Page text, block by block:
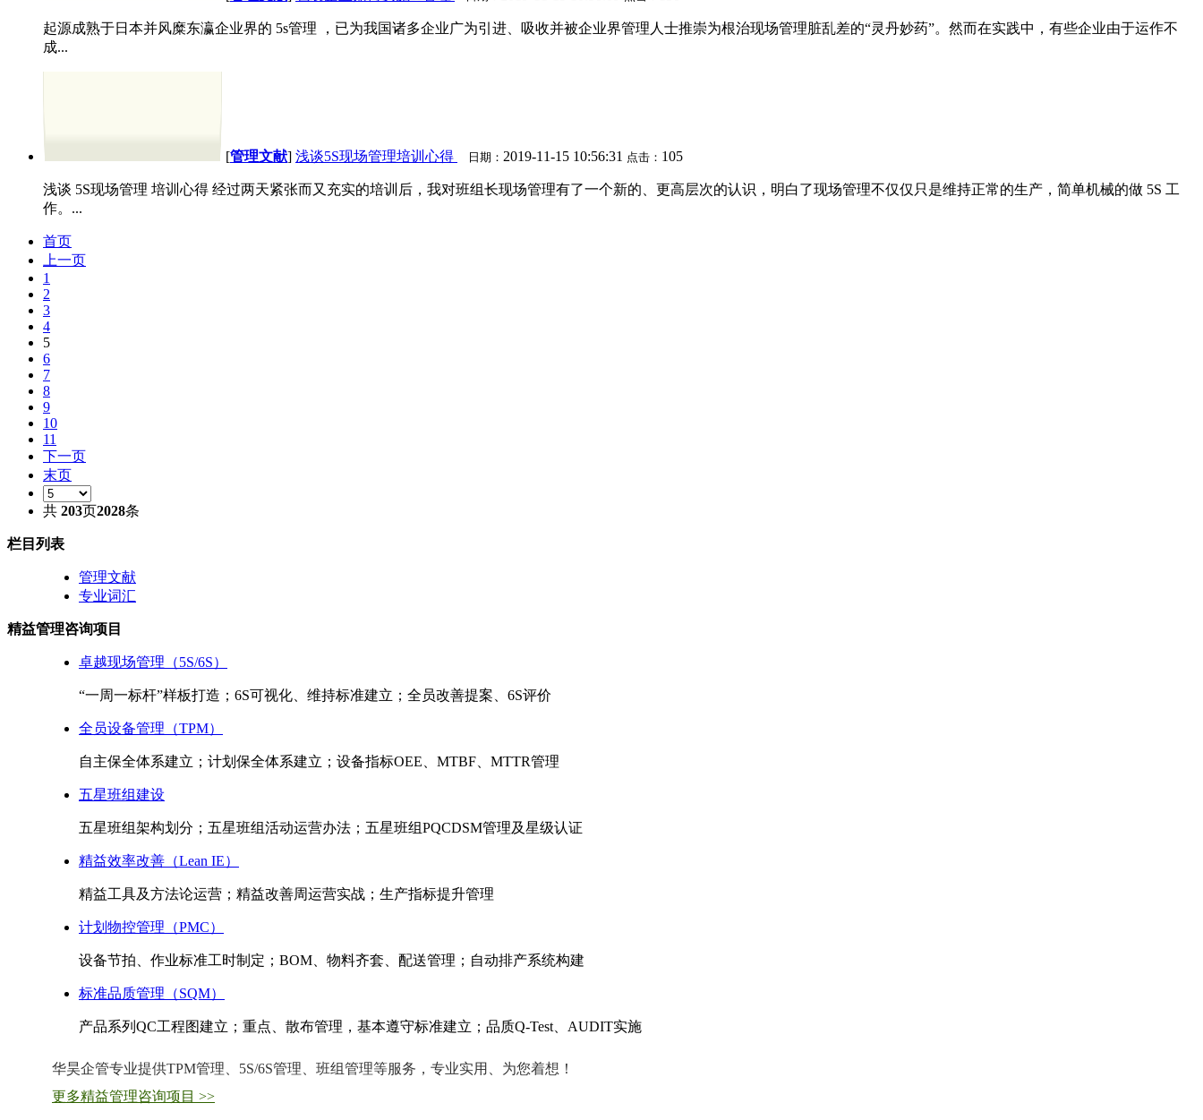
起源成熟于日本并风糜东瀛企业界的 5s管理 ，已为我国诸多企业广为引进、吸收并被企业界管理人士推崇为根治现场管理脏乱差的“灵丹妙药”。然而在实践中，有些企业由于运作不
成...
[管理文献] 浅谈5S现场管理培训心得 日期： 2019-11-15 10:56:31 点击： 105
浅谈 5S现场管理 培训心得 经过两天紧张而又充实的培训后，我对班组长现场管理有了一个新的、更高层次的认识，明白了现场管理不仅仅只是维持正常的生产，简单机械的做 5S 工
作。...
首页
上一页
1
2
3
4
5
6
7
8
9
10
11
下一页
末页
共 203页2028条
栏目列表
管理文献
专业词汇
精益管理咨询项目
卓越现场管理（5S/6S）
“一周一标杆”样板打造；6S可视化、维持标准建立；全员改善提案、6S评价
全员设备管理（TPM）
自主保全体系建立；计划保全体系建立；设备指标OEE、MTBF、MTTR管理
五星班组建设
五星班组架构划分；五星班组活动运营办法；五星班组PQCDSM管理及星级认证
精益效率改善（Lean IE）
精益工具及方法论运营；精益改善周运营实战；生产指标提升管理
计划物控管理（PMC）
设备节拍、作业标准工时制定；BOM、物料齐套、配送管理；自动排产系统构建
标准品质管理（SQM）
产品系列QC工程图建立；重点、散布管理，基本遵守标准建立；品质Q-Test、AUDIT实施
华昊企管专业提供TPM管理、5S/6S管理、班组管理等服务，专业实用、为您着想！
更多精益管理咨询项目 >>